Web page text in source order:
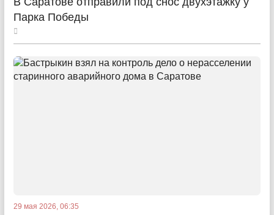
Парка Победы
29 мая 2026, 06:35